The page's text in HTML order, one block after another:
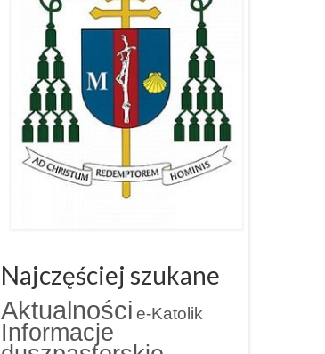
Najczęściej szukane
Aktualności e-Katolik
Informacje